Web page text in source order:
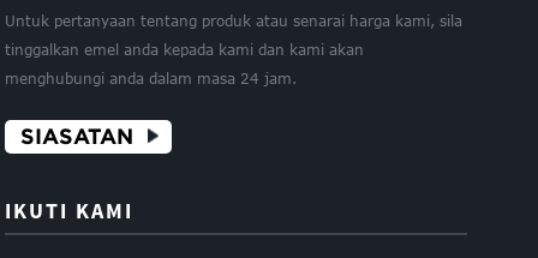
Untuk pertanyaan tentang produk atau senarai harga kami, sila
tinggalkan emel anda kepada kami dan kami akan
menghubungi anda dalam masa 24 jam.
SIASATAN
IKUTI KAMI